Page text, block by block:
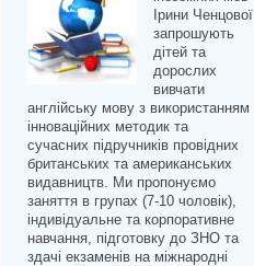
Ірини Ченцової
запрошують
дітей та
дорослих
вивчати
англійську мову з використанням
інноваційних методик та
сучасних підручників провідних
британських та американських
видавництв. Ми пропонуємо
заняття в групах (7-10 чоловік),
індивідуальне та корпоративне
навчання, підготовку до ЗНО та
здачі екзаменів на міжнародні